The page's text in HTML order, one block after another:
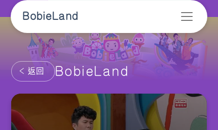
BobieLand
返回 BobieLand